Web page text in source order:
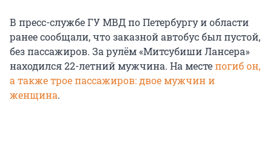
В пресс-службе ГУ МВД по Петербургу и области
ранее сообщали, что заказной автобус был пустой,
без пассажиров. За рулём «Митсубиши Лансера»
находился 22-летний мужчина. На местепогиб он,
а также трое пассажиров: двое мужчин и
женщина.